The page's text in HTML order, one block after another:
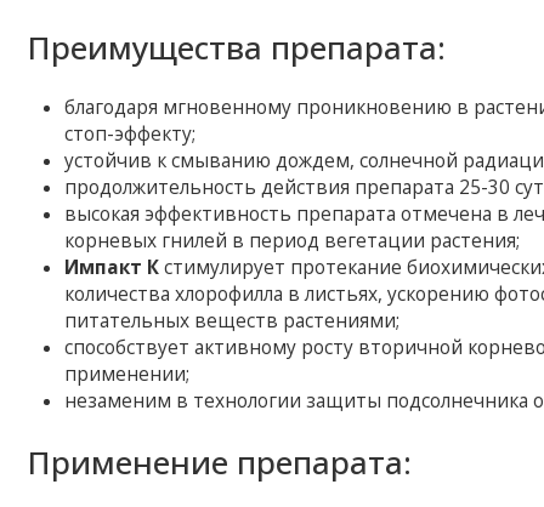
Преимущества препарата:
благодаря мгновенному проникновению в
стоп-эффекту;
устойчив к смыванию дождем, солнечной
продолжительность действия препарата 25-30
высокая эффективность препарата отмечена в
корневых гнилей в период вегетации растения;
Импакт Кстимулирует протекание
количества хлорофилла в листьях, ускорению
питательных веществ растениями;
способствует активному росту вторичной
применении;
незаменим в технологии защиты подсолнечника
Применение препарата: